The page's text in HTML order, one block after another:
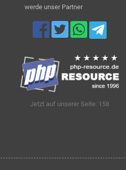
werde unser Partner
Jetzt auf unserer Seite: 158